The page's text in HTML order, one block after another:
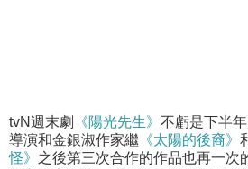
tvN週末劇 《陽光先生》 不虧是下半
導演和金銀淑作家繼 《太陽的後裔》
怪》 之後第三次合作的作品也再一次